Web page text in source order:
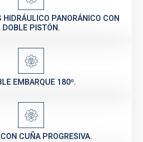
PANORÁNICO CON
DOBLE PISTÓN.
EMBARQUE 180º.
CUÑA PROGRESIVA.